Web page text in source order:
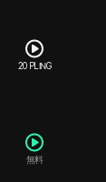
20 PLING
無料